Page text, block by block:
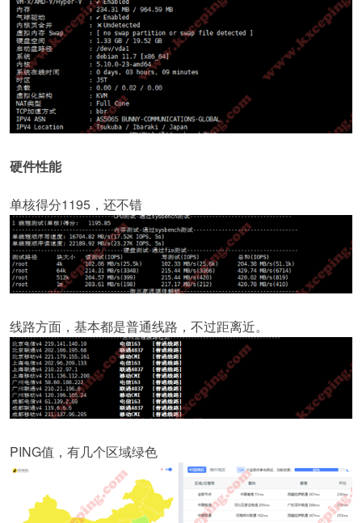
硬件性能
单核得分1195，还不错
线路方面，基本都是普通线路，不过距离近。
PING值，有几个区域绿色